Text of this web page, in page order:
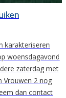
karakteriseren
woensdagavond
zaterdag met
Vrouwen 2 nog
dan contact